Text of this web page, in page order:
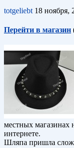
totgeliebt 18 ноября,
Перейти в магазин
местных магазинах
интернете.
Шляпа пришла